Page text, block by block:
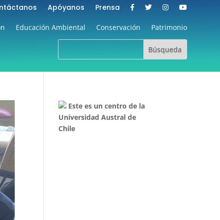
Apóyanos Prensa
Educación Ambiental Conservación Patrimonio
Este es un centro de la
Universidad Austral de
Chile